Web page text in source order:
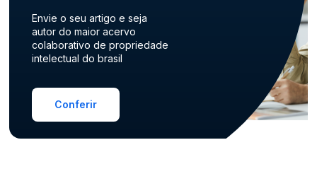
Envie o seu artigo e seja
autor do maior acervo
colaborativo de propriedade
intelectual do brasil
Conferir